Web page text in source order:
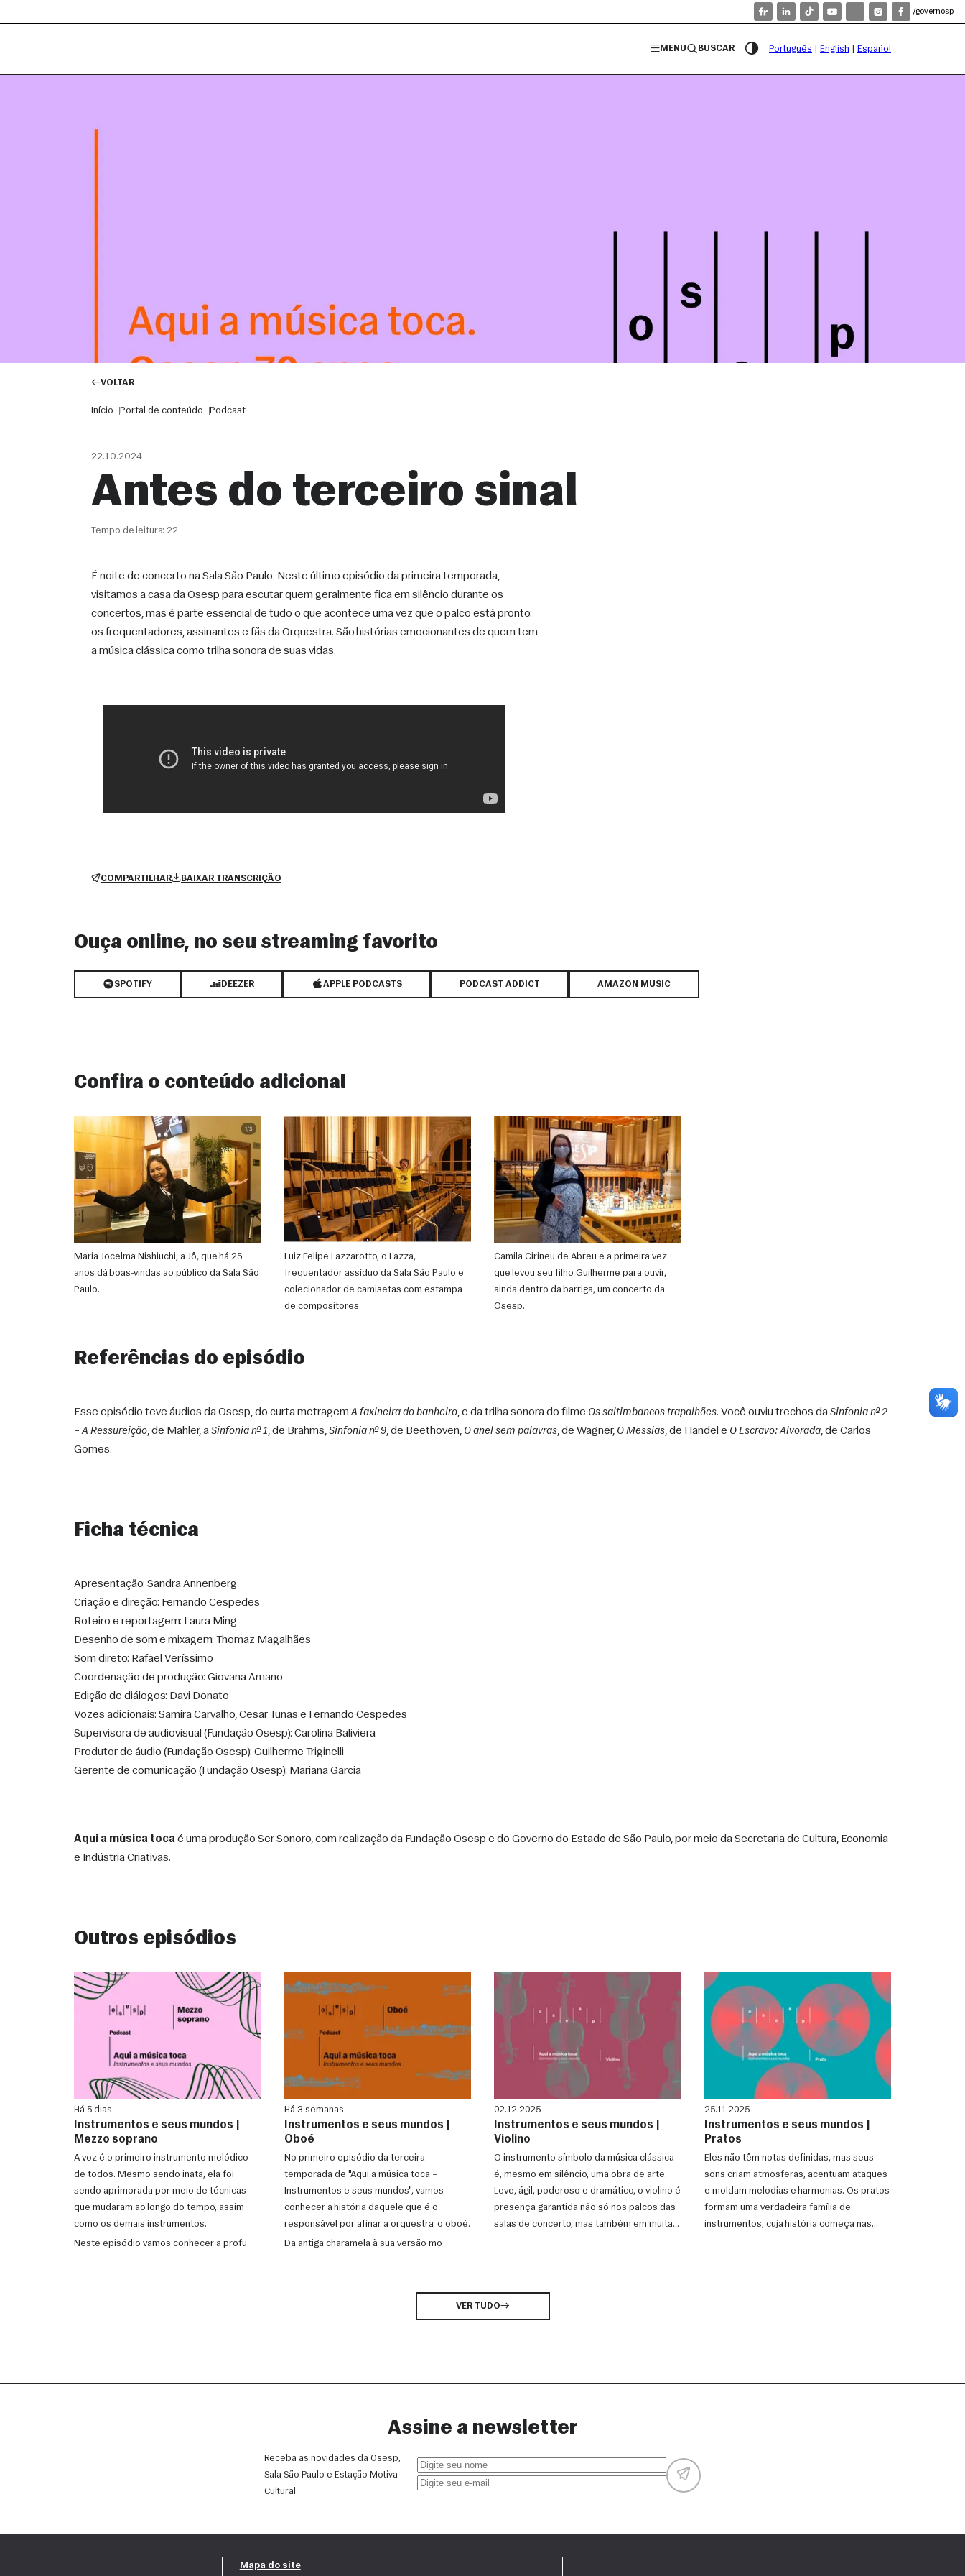
/governosp
MENU BUSCAR Português English Español
VOLTAR
Início Portal de conteúdo Podcast
22.10.2024
Antes do terceiro sinal
Tempo de leitura: 22
É noite de concerto na Sala São Paulo. Neste último episódio da primeira temporada,
visitamos a casa da Osesp para escutar quem geralmente fica em silêncio durante os
concertos, mas é parte essencial de tudo o que acontece uma vez que o palco está pronto:
os frequentadores, assinantes e fãs da Orquestra. São histórias emocionantes de quem tem
a música clássica como trilha sonora de suas vidas.
COMPARTILHAR BAIXAR TRANSCRIÇÃO
Ouça online, no seu streaming favorito
SPOTIFY DEEZER APPLE PODCASTS PODCAST ADDICT AMAZON MUSIC
Confira o conteúdo adicional
Maria Jocelma Nishiuchi, a Jô, que há 25
anos dá boas-vindas ao público da Sala São
Paulo.
Luiz Felipe Lazzarotto, o Lazza,
frequentador assíduo da Sala São Paulo e
colecionador de camisetas com estampa
de compositores.
Camila Cirineu de Abreu e a primeira vez
que levou seu filho Guilherme para ouvir,
ainda dentro da barriga, um concerto da
Osesp.
Referências do episódio
Esse episódio teve áudios da Osesp, do curta metragem A faxineira do banheiro, e da trilha sonora do filme Os saltimbancos trapalhões. Você ouviu trechos da Sinfonia nº 2
– A Ressureição, de Mahler, a Sinfonia nº 1, de Brahms, Sinfonia nº 9, de Beethoven, O anel sem palavras, de Wagner, O Messias, de Handel e O Escravo: Alvorada, de Carlos
Gomes.
Ficha técnica
Apresentação: Sandra Annenberg
Criação e direção: Fernando Cespedes
Roteiro e reportagem: Laura Ming
Desenho de som e mixagem: Thomaz Magalhães
Som direto: Rafael Veríssimo
Coordenação de produção: Giovana Amano
Edição de diálogos: Davi Donato
Vozes adicionais: Samira Carvalho, Cesar Tunas e Fernando Cespedes
Supervisora de audiovisual (Fundação Osesp): Carolina Baliviera
Produtor de áudio (Fundação Osesp): Guilherme Triginelli
Gerente de comunicação (Fundação Osesp): Mariana Garcia
Aqui a música toca é uma produção Ser Sonoro, com realização da Fundação Osesp e do Governo do Estado de São Paulo, por meio da Secretaria de Cultura, Economia
e Indústria Criativas.
Outros episódios
Há 5 dias
Instrumentos e seus mundos |
Mezzo soprano
A voz é o primeiro instrumento melódico
de todos. Mesmo sendo inata, ela foi
sendo aprimorada por meio de técnicas
que mudaram ao longo do tempo, assim
como os demais instrumentos.
Neste episódio vamos conhecer a profu
Há 3 semanas
Instrumentos e seus mundos |
Oboé
No primeiro episódio da terceira
temporada de "Aqui a música toca –
Instrumentos e seus mundos", vamos
conhecer a história daquele que é o
responsável por afinar a orquestra: o oboé.
Da antiga charamela à sua versão mo
02.12.2025
Instrumentos e seus mundos |
Violino
O instrumento símbolo da música clássica
é, mesmo em silêncio, uma obra de arte.
Leve, ágil, poderoso e dramático, o violino é
presença garantida não só nos palcos das
salas de concerto, mas também em muitas
25.11.2025
Instrumentos e seus mundos |
Pratos
Eles não têm notas definidas, mas seus
sons criam atmosferas, acentuam ataques
e moldam melodias e harmonias. Os pratos
formam uma verdadeira família de
instrumentos, cuja história começa nas
VER TUDO
Assine a newsletter
Receba as novidades da Osesp,
Sala São Paulo e Estação Motiva
Cultural.
Mapa do site